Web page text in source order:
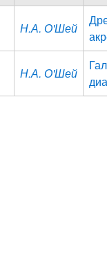
Н.А. О'Шей
Н.А. О'Шей